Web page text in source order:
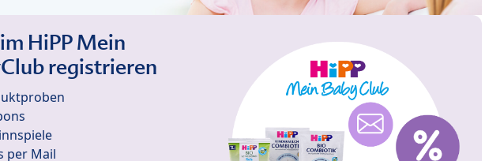
HiPP Mein
registrieren
per Mail